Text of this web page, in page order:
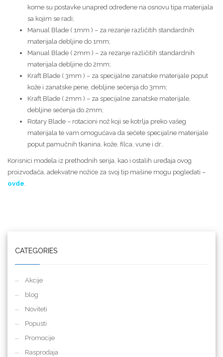
kome su postavke unapred određene na osnovu tipa materijala
sa kojim se radi;
Manual Blade ( 1mm ) – za rezanje različitih standardnih
materijala debljine do 1mm;
Manual Blade ( 2mm ) – za rezanje različitih standardnih
materijala debljine do 2mm;
Kraft Blade ( 3mm ) – za specijalne zanatske materijale poput
kože i zanatske pene, debljine sečenja do 3mm;
Kraft Blade ( 2mm ) – za specijalne zanatske materijale,
debljine sečenja do 2mm;
Rotary Blade – rotacioni nož koji se kotrlja preko vašeg
materijala te vam omogućava da sečete specijalne materijale
poput pamučnih tkanina, kože, filca, vune i dr..
Korisnici modela iz prethodnih serija, kao i ostalih uređaja ovog
proizvođača, adekvatne nožiće za svoj tip mašine mogu pogledati –
ovde
CATEGORIES
Akcije
blog
Noviteti
Popusti
Promocije
Rasprodaja